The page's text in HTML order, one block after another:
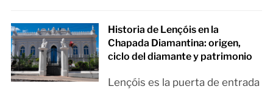
Historia de Lençóis en la
Chapada Diamantina: origen,
ciclo del diamante y patrimonio
Lençóis es la puerta de entrada